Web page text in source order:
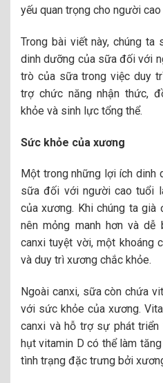
yếu quan trọng cho người cao
Trong bài viết này, chúng ta
dinh dưỡng của sữa đối với
trò của sữa trong việc duy
trợ chức năng nhận thức,
khỏe và sinh lực tổng thể.
Sức khỏe của xương
Một trong những lợi ích dinh
sữa đối với người cao tuổi
của xương. Khi chúng ta
nên mỏng manh hơn và
canxi tuyệt vời, một khoáng
và duy trì xương chắc khỏe.
Ngoài canxi, sữa còn chứa
với sức khỏe của xương.
canxi và hỗ trợ sự phát
hụt vitamin D có thể làm
tình trạng đặc trưng bởi